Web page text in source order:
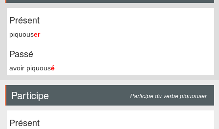
Présent
piquouser
Passé
avoir piquousé
Participe Participe du verbe piquouser
Présent